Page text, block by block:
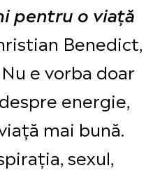
pentru o viață
Benedict,
e vorba doar
energie,
mai bună.
sexul,